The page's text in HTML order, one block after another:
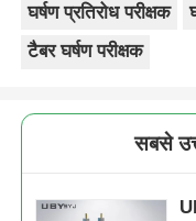
घर्षण प्रतिरोध परीक्षक
टैबर घर्षण परीक्षक
सबसे